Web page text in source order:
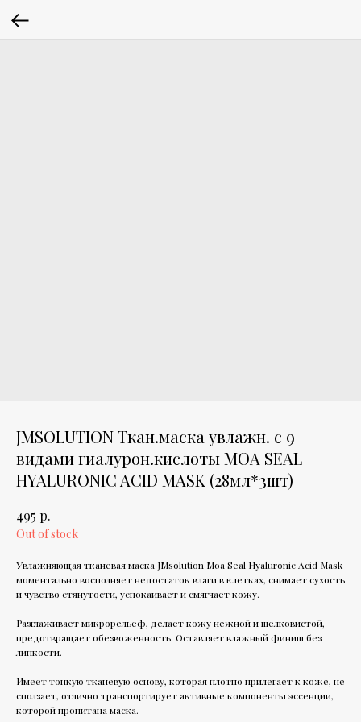
JMSOLUTION Ткан.маска увлажн. с 9
видами гиалурон.кислоты MOA SEAL
HYALURONIC ACID MASK (28мл*3шт)
495 р.
Out of stock
Увлажняющая тканевая маска JMsolution Moa Seal Hyaluronic Acid Mask
моментально восполняет недостаток влаги в клетках, снимает сухость
и чувство стянутости, успокаивает и смягчает кожу.
Разглаживает микрорельеф, делает кожу нежной и шелковистой,
предотвращает обезвоженность. Оставляет влажный финиш без
липкости.
Имеет тонкую тканевую основу, которая плотно прилегает к коже, не
сползает, отлично транспортирует активные компоненты эссенции,
которой пропитана маска.